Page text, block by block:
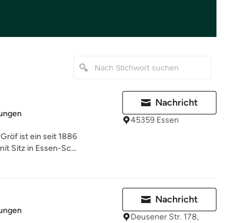
von 5 Sternen
ist ein seit 1886
Sitz in Essen-Sc...
Nachricht
45359 Essen
von 5 Sternen
Nachricht
Deusener Str. 178,